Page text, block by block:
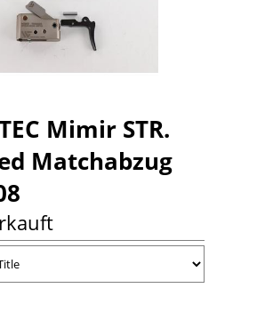
Mimir STR.
Matchabzug